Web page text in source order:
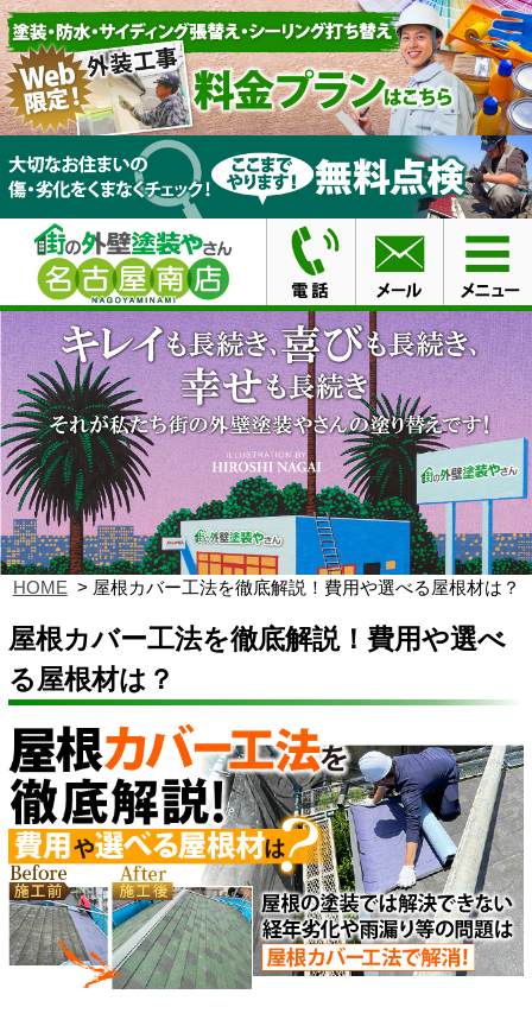
HOME 屋根カバー工法を徹底解説！費用や選べる屋根材は？
屋根カバー工法を徹底解説！費用や選べ
る屋根材は？